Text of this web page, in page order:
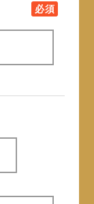
必須